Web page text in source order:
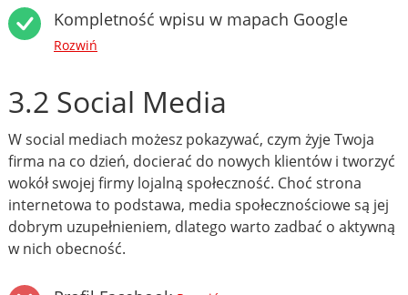
Kompletność wpisu w mapach Google
Rozwiń
3.2 Social Media
W social mediach możesz pokazywać, czym żyje Twoja
firma na co dzień, docierać do nowych klientów i tworzyć
wokół swojej firmy lojalną społeczność. Choć strona
internetowa to podstawa, media społecznościowe są jej
dobrym uzupełnieniem, dlatego warto zadbać o aktywną
w nich obecność.